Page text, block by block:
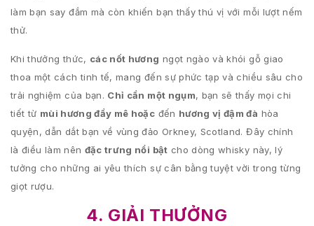
làm bạn say đắm mà còn khiến bạn thấy thú vị với mỗi lượt nếm
thử.
Khi thưởng thức, các nốt hương ngọt ngào và khói gỗ giao
thoa một cách tinh tế, mang đến sự phức tạp và chiều sâu cho
trải nghiệm của bạn. Chỉ cần một ngụm, bạn sẽ thấy mọi chi
tiết từ mùi hương đầy mê hoặc đến hương vị đậm đà hòa
quyện, dẫn dắt bạn về vùng đảo Orkney, Scotland. Đây chính
là điều làm nên đặc trưng nổi bật cho dòng whisky này, lý
tưởng cho những ai yêu thích sự cân bằng tuyệt vời trong từng
giọt rượu.
4. GIẢI THƯỞNG